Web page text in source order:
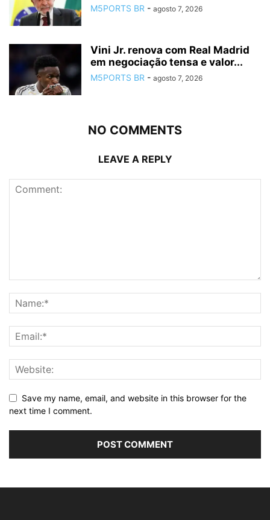
M5PORTS BR - agosto 7, 2026
Vini Jr. renova com Real Madrid
em negociação tensa e valor...
M5PORTS BR - agosto 7, 2026
NO COMMENTS
LEAVE A REPLY
Save my name, email, and website in this browser for the
next time I comment.